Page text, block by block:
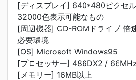
[ディスプレイ] 640*480ピクセ
32000色表示可能なもの
[周辺機器] CD-ROMドライブ 倍
必要環境
[OS] Microsoft Windows95
[プロセッサー] 486DX2 /
[メモリー] 16MB以上